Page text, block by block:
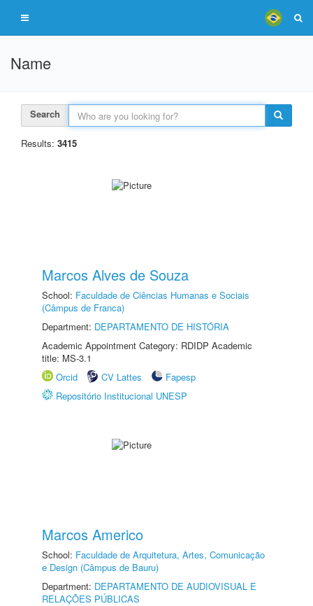
Name
Search
Results: 3415
Marcos Alves de Souza
School: Faculdade de Ciências Humanas e Sociais
(Câmpus de Franca)
Department: DEPARTAMENTO DE HISTÓRIA
Academic Appointment Category: RDIDP Academic
title: MS-3.1
Orcid
CV Lattes
Fapesp
Repositório Institucional UNESP
Marcos Americo
School: Faculdade de Arquitetura, Artes, Comunicação
e Design (Câmpus de Bauru)
Department: DEPARTAMENTO DE AUDIOVISUAL E
RELAÇÕES PÚBLICAS